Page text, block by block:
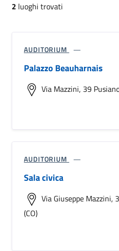
2 luoghi trovati
AUDITORIUM
Palazzo Beauharnais
Via Mazzini, 39
AUDITORIUM
Sala civica
Via Giuseppe
(CO)